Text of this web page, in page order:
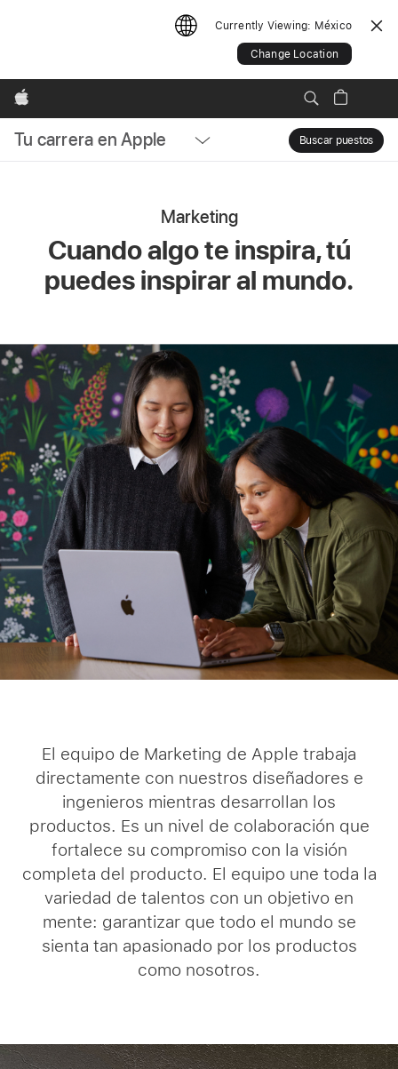
Currently Viewing: México
Change Location
Apple
Tu carrera en Apple
Local Buscar puestos
Marketing
Cuando algo te inspira, tú
puedes inspirar al mundo.
El equipo de Marketing de Apple trabaja
directamente con nuestros diseñadores e
ingenieros mientras desarrollan los
productos. Es un nivel de colaboración que
fortalece su compromiso con la visión
completa del producto. El equipo une toda la
variedad de talentos con un objetivo en
mente: garantizar que todo el mundo se
sienta tan apasionado por los productos
como nosotros.